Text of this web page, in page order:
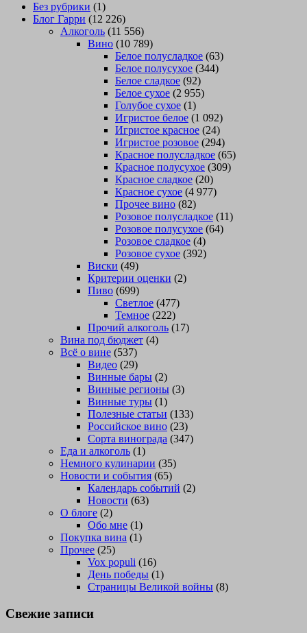
Без рубрики (1)
Блог Гарри (12 226)
Алкоголь (11 556)
Вино (10 789)
Белое полусладкое (63)
Белое полусухое (344)
Белое сладкое (92)
Белое сухое (2 955)
Голубое сухое (1)
Игристое белое (1 092)
Игристое красное (24)
Игристое розовое (294)
Красное полусладкое (65)
Красное полусухое (309)
Красное сладкое (20)
Красное сухое (4 977)
Прочее вино (82)
Розовое полусладкое (11)
Розовое полусухое (64)
Розовое сладкое (4)
Розовое сухое (392)
Виски (49)
Критерии оценки (2)
Пиво (699)
Светлое (477)
Темное (222)
Прочий алкоголь (17)
Вина под бюджет (4)
Всё о вине (537)
Видео (29)
Винные бары (2)
Винные регионы (3)
Винные туры (1)
Полезные статьи (133)
Российское вино (23)
Сорта винограда (347)
Еда и алкоголь (1)
Немного кулинарии (35)
Новости и события (65)
Календарь событий (2)
Новости (63)
О блоге (2)
Обо мне (1)
Покупка вина (1)
Прочее (25)
Vox populi (16)
День победы (1)
Страницы Великой войны (8)
Свежие записи